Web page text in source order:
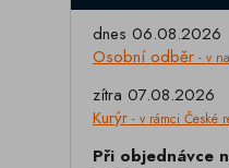
dnes 06.08.2026
Osobní odběr - v
zítra 07.08.2026
Kurýr - v rámci České
Při objednávce